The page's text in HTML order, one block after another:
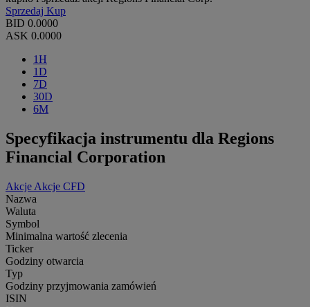
Sprzedaj Kup
BID 0.0000
ASK 0.0000
1H
1D
7D
30D
6M
Specyfikacja instrumentu dla Regions
Financial Corporation
Akcje Akcje CFD
Nazwa
Waluta
Symbol
Minimalna wartość zlecenia
Ticker
Godziny otwarcia
Typ
Godziny przyjmowania zamówień
ISIN